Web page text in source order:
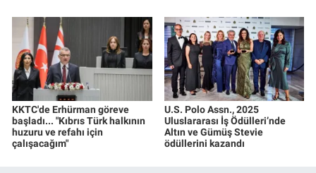
KKTC'de Erhürman göreve
başladı... "Kıbrıs Türk halkının
huzuru ve refahı için
çalışacağım"
U.S. Polo Assn., 2025
Uluslararası İş Ödülleri’nde
Altın ve Gümüş Stevie
ödüllerini kazandı